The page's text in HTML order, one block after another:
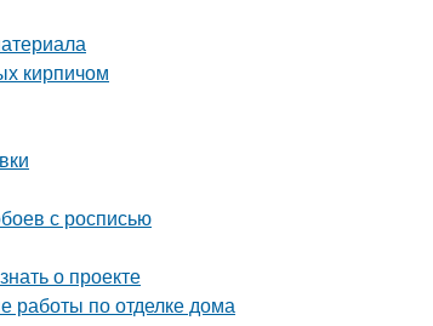
кирпичом
с росписью
о проекте
работы по отделке дома